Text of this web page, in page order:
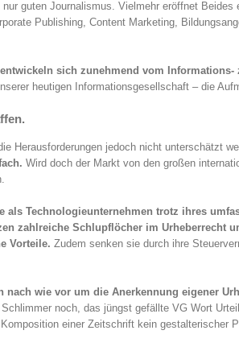
guten Journalismus. Vielmehr eröffnet
Publishing, Content Marketing,
sich zunehmend vom
heutigen Informationsgesellschaft – die
Herausforderungen jedoch nicht unterschätzt
Wird doch der Markt von den großen
als Technologieunternehmen trotz ihres
zahlreiche Schlupflöcher im Urheberrecht
Vorteile. Zudem senken sie durch ihre
nach wie vor um die Anerkennung eigener
noch, das jüngst gefällte VG Wort
einer Zeitschrift kein gestalterischer